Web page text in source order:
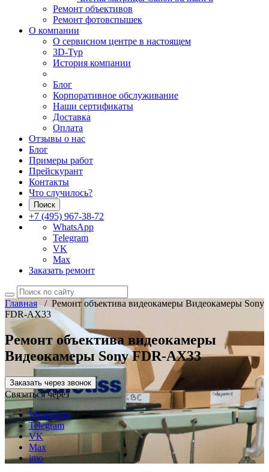
Ремонт объективов
Ремонт фотовспышек
О компании
О сервисном центре в настоящем
3D-Тур
История компании
Блог
Корпоративное обслуживание
Наши сертификаты
Доставка
Оплата
Отзывы о нас
Блог
Примеры работ
Прейскурант
Контакты
Что случилось?
Поиск
+7 (495) 967-38-72
WhatsApp
Telegram
VK
Max
Заказать ремонт
Главная/ Ремонт объектива видеокамеры Видеокамеры Sony
FDR-AX33
Ремонт объектива видеокамеры
Видеокамеры Sony FDR-AX33
Заказать через звонок
Связаться через
WhatsApp
Telegram
VK
Max
imo